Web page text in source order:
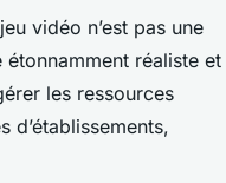
vidéo n’est pas une
réaliste et
les ressources
d’établissements,